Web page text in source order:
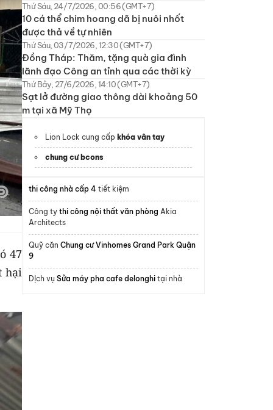
47
hại
Thứ Sáu, 24/7/2026, 00:56 (GMT+7)
10 cá thể chim hoang dã bị nuôi nhốt
được thả về tự nhiên
Thứ Sáu, 03/7/2026, 12:30 (GMT+7)
Đồng Tháp: Thăm, tặng quà gia đình
lãnh đạo Công an tỉnh qua các thời kỳ
Thứ Bảy, 27/6/2026, 14:10 (GMT+7)
Sạt lở đường giao thông dài khoảng 50
m tại xã Mỹ Thọ
Lion Lock cung cấp khóa vân tay
chung cư bcons
thi công nhà cấp 4 tiết kiệm
Công ty thi công nội thất văn phòng Akia
Architects
Quỹ căn Chung cư Vinhomes Grand Park Quận
9
DỊch vụ Sửa máy pha cafe delonghi tại nhà